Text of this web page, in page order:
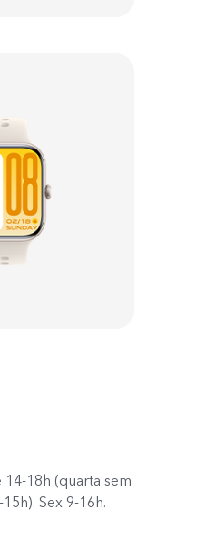
18h (quarta sem
Sex 9-16h.